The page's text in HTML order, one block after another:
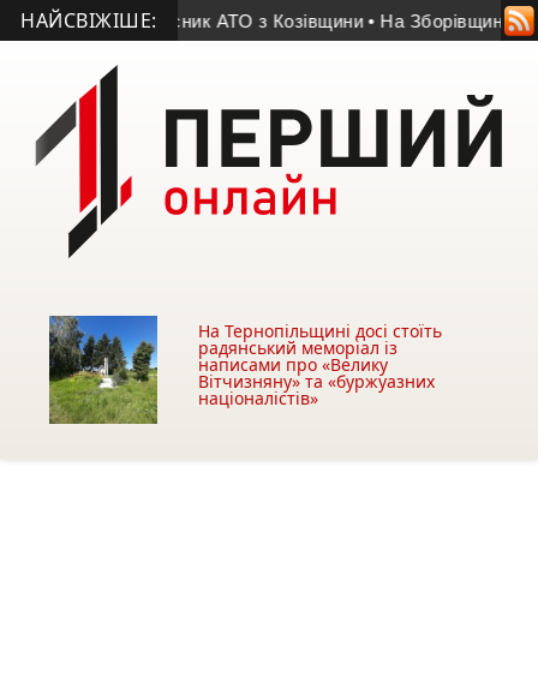
НАЙСВІЖІШЕ:
помер учасник АТО з Козівщини • На Зборівщині
На Тернопільщині досі стоїть
радянський меморіал із
написами про «Велику
Вітчизняну» та «буржуазних
націоналістів»